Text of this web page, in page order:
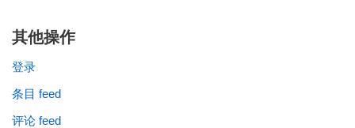
其他操作
登录
条目 feed
评论 feed